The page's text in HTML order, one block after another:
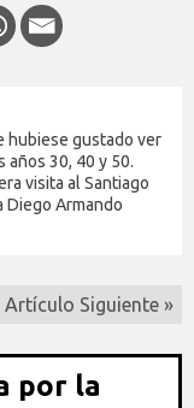
hubiese gustado ver
años 30, 40 y 50.
visita al Santiago
Diego Armando
Artículo Siguiente »
por la